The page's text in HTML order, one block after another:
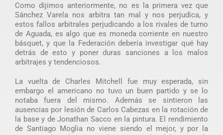
Como dijimos anteriormente, no es la primera vez que
Sánchez Varela nos arbitra tan mal y nos perjudica, y
estos fallos arbitrales perjudicando a los rivales de turno
de Aguada, es algo que es moneda corriente en nuestro
básquet, y que la Federación debería investigar qué hay
detrás de esto y poner duras sanciones a los malos
arbitrajes y tendenciosos.
La vuelta de Charles Mitchell fue muy esperada, sin
embargo el americano no tuvo un buen partido y se lo
notaba fuera del mismo. Además se sintieron las
ausencias por lesión de Carlos Cabezas en la rotación de
la base y de Jonathan Sacco en la pintura. El rendimiento
de Santiago Moglia no viene siendo el mejor, y por la